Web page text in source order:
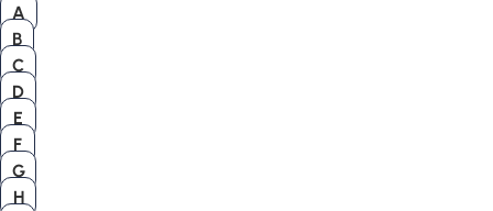
A
B
C
D
E
F
G
H